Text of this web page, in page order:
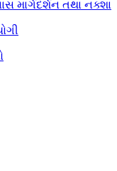
માર્ગદર્શન તથા નક્શા